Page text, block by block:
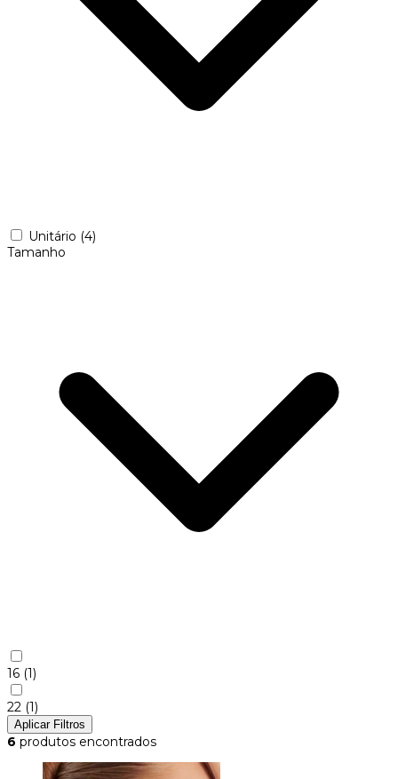
Unitário (4)
Tamanho
16 (1)
22 (1)
Aplicar Filtros
6 produtos encontrados